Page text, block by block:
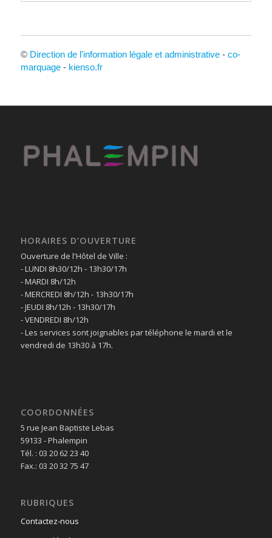
© Direction de l'information légale et administrative- co-
marquage- kienso.fr
HORAIRES D’OUVERTURE
Ouverture de l'Hôtel de Ville :
- LUNDI 8h30/12h - 13h30/17h
- MARDI 8h/12h
- MERCREDI 8h/12h - 13h30/17h
- JEUDI 8h/12h - 13h30/17h
- VENDREDI 8h/12h
- Les services sont joignables par téléphone le mardi et le
vendredi de 13h30 à 17h.
COORDONNÉES
5 rue Jean Baptiste Lebas
59133 - Phalempin
Tél. : 03 20 62 23 40
Fax.: 03 20 32 75 47
RUBRIQUES
Contactez-nous